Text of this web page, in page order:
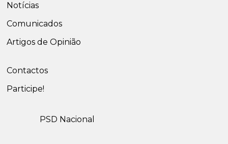
Notícias
Comunicados
Artigos de Opinião
Contactos
Participe!
PSD Nacional